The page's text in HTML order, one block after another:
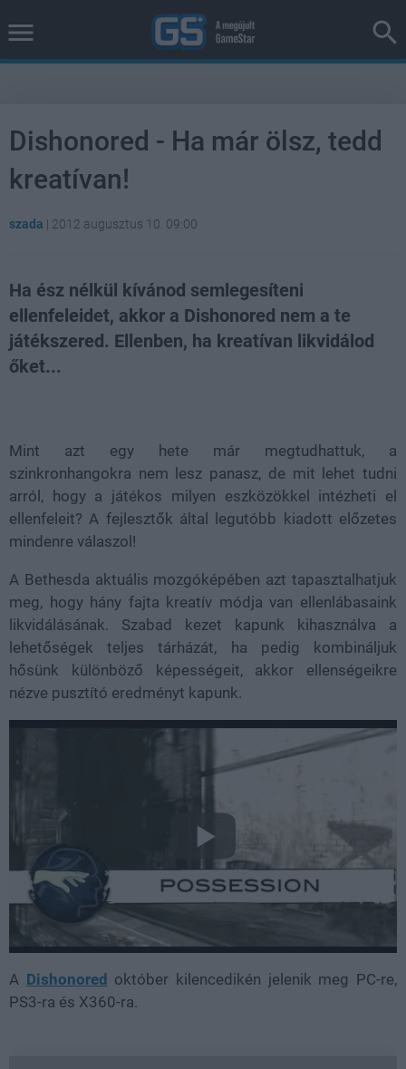
Dishonored - Ha már ölsz, tedd
kreatívan!
szada | 2012 augusztus 10. 09:00
Ha ész nélkül kívánod semlegesíteni
ellenfeleidet, akkor a Dishonored nem a te
játékszered. Ellenben, ha kreatívan likvidálod
őket...
Mint azt egy hete már megtudhattuk, a
szinkronhangokra nem lesz panasz, de mit lehet tudni
arról, hogy a játékos milyen eszközökkel intézheti el
ellenfeleit? A fejlesztők által legutóbb kiadott előzetes
mindenre válaszol!
A Bethesda aktuális mozgóképében azt tapasztalhatjuk
meg, hogy hány fajta kreatív módja van ellenlábasaink
likvidálásának. Szabad kezet kapunk kihasználva a
lehetőségek teljes tárházát, ha pedig kombináljuk
hősünk különböző képességeit, akkor ellenségeikre
nézve pusztító eredményt kapunk.
A Dishonored október kilencedikén jelenik meg PC-re,
PS3-ra és X360-ra.